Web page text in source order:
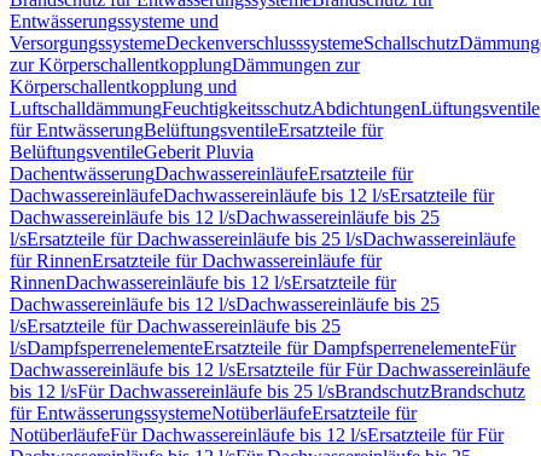
Entwässerungssysteme und
VersorgungssystemeDeckenverschlusssystemeSchallschutz
zur KörperschallentkopplungDämmungen zur
Körperschallentkopplung und
LuftschalldämmungFeuchtigkeitsschutzAbdichtungenLüftungsventile
für EntwässerungBelüftungsventileErsatzteile für
BelüftungsventileGeberit Pluvia
DachentwässerungDachwassereinläufeErsatzteile für
DachwassereinläufeDachwassereinläufe bis 12 l/sErsatzteile für
Dachwassereinläufe bis 12 l/sDachwassereinläufe bis 25
l/sErsatzteile für Dachwassereinläufe bis 25 l/sDachwassereinläufe
für RinnenErsatzteile für Dachwassereinläufe für
RinnenDachwassereinläufe bis 12 l/sErsatzteile für
Dachwassereinläufe bis 12 l/sDachwassereinläufe bis 25
l/sErsatzteile für Dachwassereinläufe bis 25
l/sDampfsperrenelementeErsatzteile für DampfsperrenelementeFür
Dachwassereinläufe bis 12 l/sErsatzteile für Für Dachwassereinläufe
bis 12 l/sFür Dachwassereinläufe bis 25 l/sBrandschutzBrandschutz
für EntwässerungssystemeNotüberläufeErsatzteile für
NotüberläufeFür Dachwassereinläufe bis 12 l/sErsatzteile für Für